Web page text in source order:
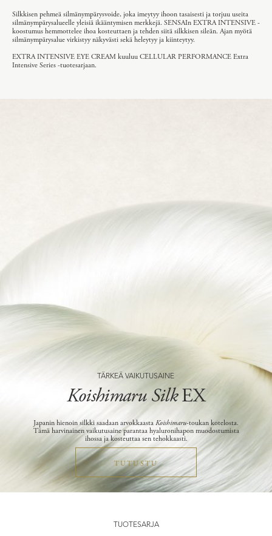
Silkkisen pehmeä silmänympärysvoide, joka imeytyy ihoon tasaisesti ja torjuu useita
silmänympärysalueelle yleisiä ikääntymisen merkkejä. SENSAIn EXTRA INTENSIVE -
koostumus hemmottelee ihoa kosteuttaen ja tehden siitä silkkisen sileän. Ajan myötä
silmänympärysalue virkistyy näkyvästi sekä heleytyy ja kiinteytyy.
EXTRA INTENSIVE EYE CREAM kuuluu CELLULAR PERFORMANCE Extra
Intensive Series -tuotesarjaan.
TÄRKEÄ VAIKUTUSAINE
Koishimaru SilkEX
Japanin hienoin silkki saadaan arvokkaasta Koishimaru-toukan kotelosta.
Tämä harvinainen vaikutusaine parantaa hyaluronihapon muodostumista
ihossa ja kosteuttaa sen tehokkaasti.
TUTUSTU
TUOTESARJA